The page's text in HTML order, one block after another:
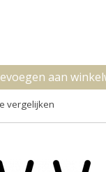
aan
vergelijken